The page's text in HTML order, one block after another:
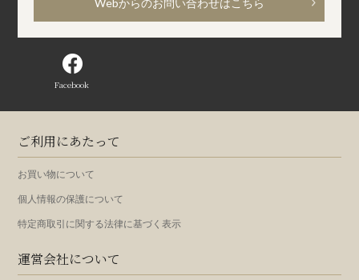
Facebook
ご利用にあたって
お買い物について
個人情報の保護について
特定商取引に関する法律に基づく表示
運営会社について